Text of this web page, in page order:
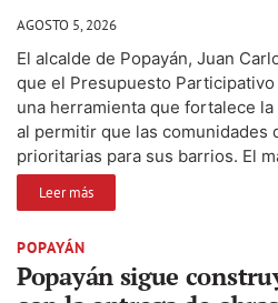
AGOSTO 5, 2026
El alcalde de Popayán, Juan
que el Presupuesto
una herramienta que fortalece
al permitir que las comunidades
prioritarias para sus barrios. El
Leer más
POPAYÁN
Popayán sigue